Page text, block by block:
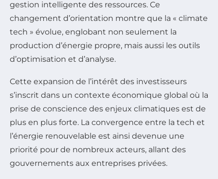
gestion intelligente des ressources. Ce
changement d’orientation montre que la « climate
tech » évolue, englobant non seulement la
production d’énergie propre, mais aussi les outils
d’optimisation et d’analyse.
Cette expansion de l’intérêt des investisseurs
s’inscrit dans un contexte économique global où la
prise de conscience des enjeux climatiques est de
plus en plus forte. La convergence entre la tech et
l’énergie renouvelable est ainsi devenue une
priorité pour de nombreux acteurs, allant des
gouvernements aux entreprises privées.